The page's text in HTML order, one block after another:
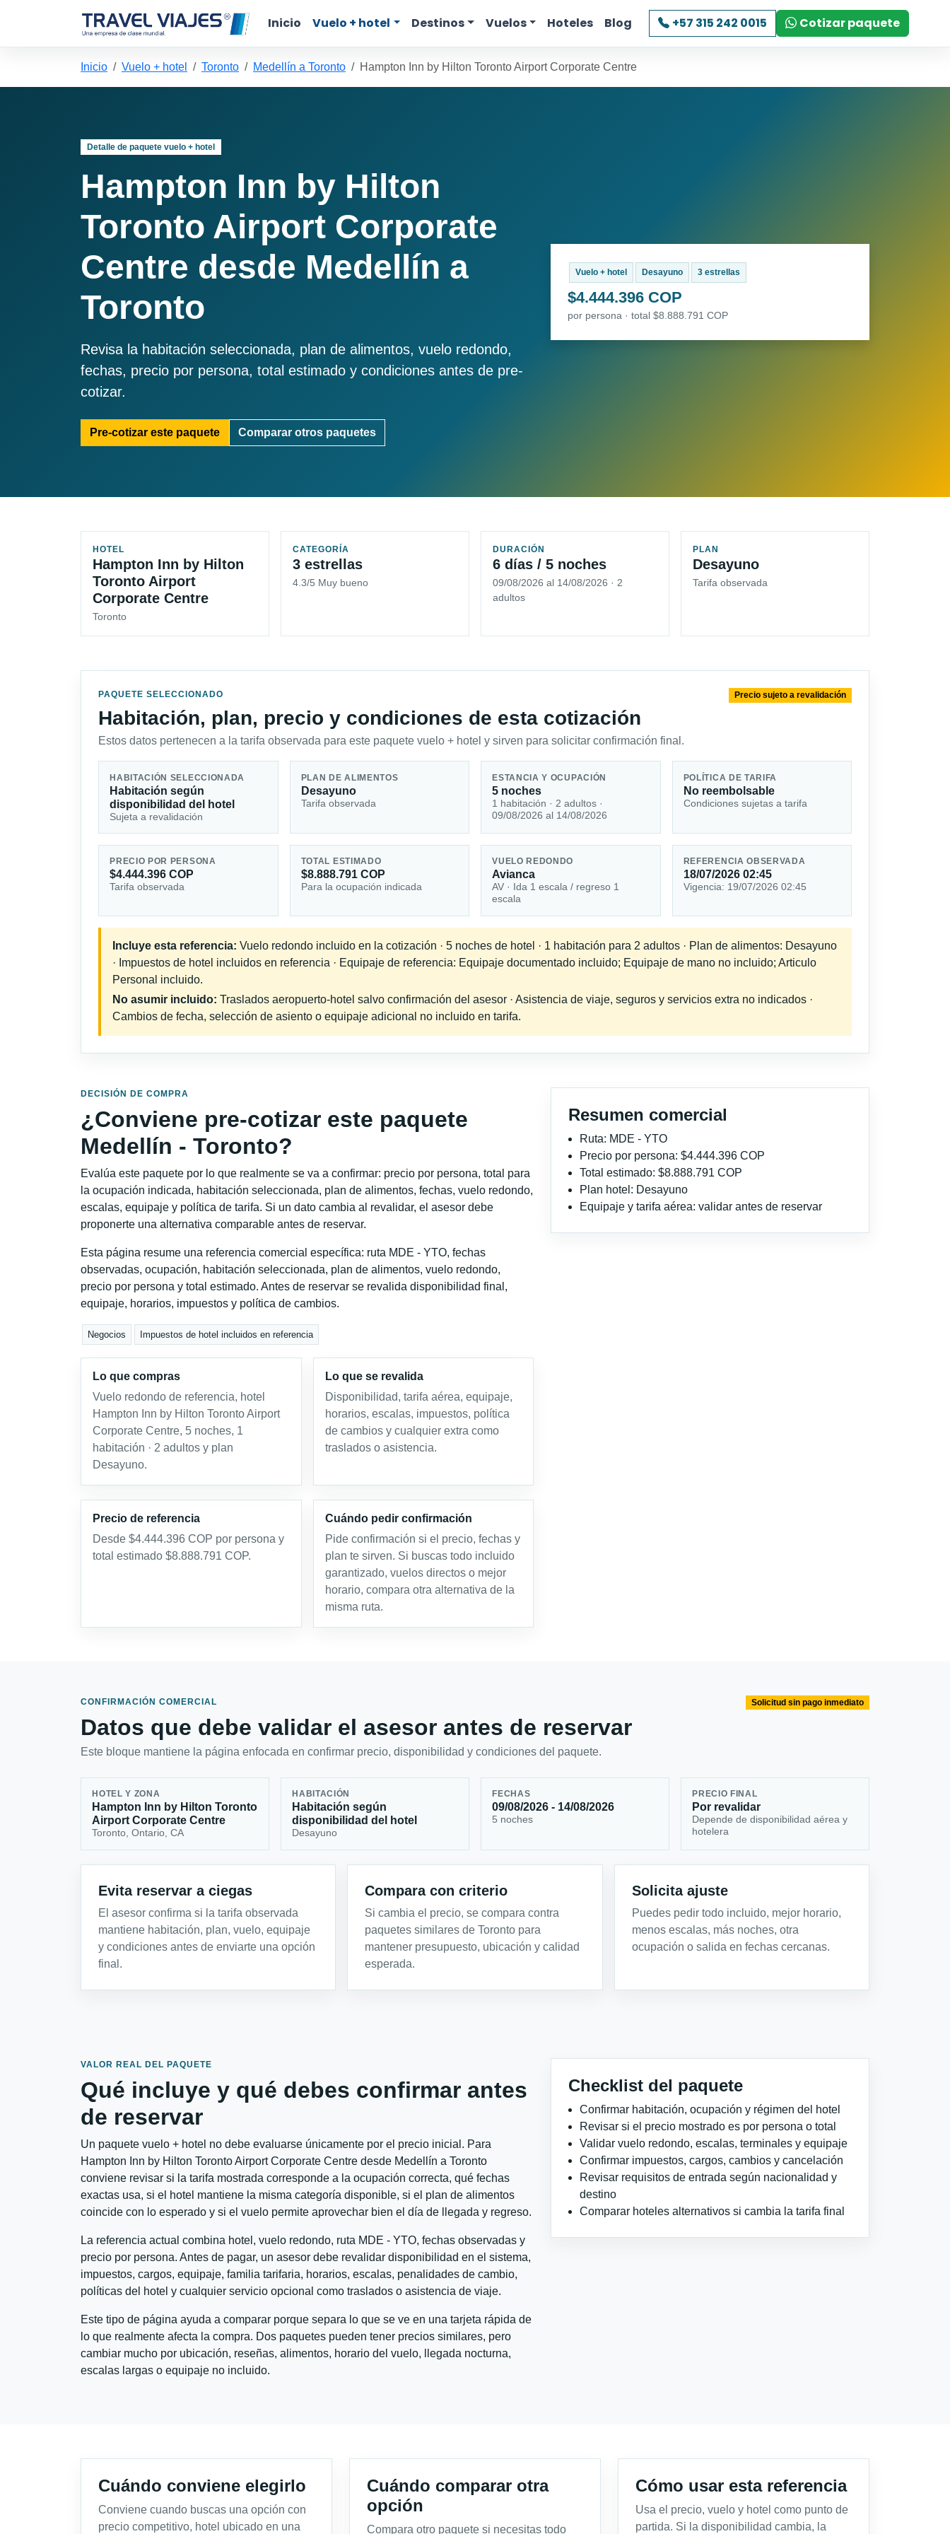
Inicio Vuelo + hotel Destinos Vuelos Hoteles Blog +57 315 242 0015 Cotizar paquete
Inicio Vuelo + hotel Toronto Medellín a Toronto Hampton Inn by Hilton Toronto Airport Corporate Centre
Detalle de paquete vuelo + hotel
Hampton Inn by Hilton
Toronto Airport Corporate
Centre desde Medellín a
Toronto
Revisa la habitación seleccionada, plan de alimentos, vuelo redondo,
fechas, precio por persona, total estimado y condiciones antes de pre-
cotizar.
Pre-cotizar este paquete Comparar otros paquetes
Vuelo + hotel Desayuno 3 estrellas
$4.444.396 COP
por persona · total $8.888.791 COP
HOTEL
Hampton Inn by Hilton
Toronto Airport
Corporate Centre
Toronto
CATEGORÍA
3 estrellas
4.3/5 Muy bueno
DURACIÓN
6 días / 5 noches
09/08/2026 al 14/08/2026 · 2
adultos
PLAN
Desayuno
Tarifa observada
PAQUETE SELECCIONADO
Habitación, plan, precio y condiciones de esta cotización
Estos datos pertenecen a la tarifa observada para este paquete vuelo + hotel y sirven para solicitar confirmación final.
Precio sujeto a revalidación
HABITACIÓN SELECCIONADA
Habitación según
disponibilidad del hotel
Sujeta a revalidación
PLAN DE ALIMENTOS
Desayuno
Tarifa observada
ESTANCIA Y OCUPACIÓN
5 noches
1 habitación · 2 adultos ·
09/08/2026 al 14/08/2026
POLÍTICA DE TARIFA
No reembolsable
Condiciones sujetas a tarifa
PRECIO POR PERSONA
$4.444.396 COP
Tarifa observada
TOTAL ESTIMADO
$8.888.791 COP
Para la ocupación indicada
VUELO REDONDO
Avianca
AV · Ida 1 escala / regreso 1
escala
REFERENCIA OBSERVADA
18/07/2026 02:45
Vigencia: 19/07/2026 02:45
Incluye esta referencia: Vuelo redondo incluido en la cotización · 5 noches de hotel · 1 habitación para 2 adultos · Plan de alimentos: Desayuno
· Impuestos de hotel incluidos en referencia · Equipaje de referencia: Equipaje documentado incluido; Equipaje de mano no incluido; Articulo
Personal incluido.
No asumir incluido: Traslados aeropuerto-hotel salvo confirmación del asesor · Asistencia de viaje, seguros y servicios extra no indicados ·
Cambios de fecha, selección de asiento o equipaje adicional no incluido en tarifa.
DECISIÓN DE COMPRA
¿Conviene pre-cotizar este paquete
Medellín - Toronto?
Evalúa este paquete por lo que realmente se va a confirmar: precio por persona, total para
la ocupación indicada, habitación seleccionada, plan de alimentos, fechas, vuelo redondo,
escalas, equipaje y política de tarifa. Si un dato cambia al revalidar, el asesor debe
proponerte una alternativa comparable antes de reservar.
Esta página resume una referencia comercial específica: ruta MDE - YTO, fechas
observadas, ocupación, habitación seleccionada, plan de alimentos, vuelo redondo,
precio por persona y total estimado. Antes de reservar se revalida disponibilidad final,
equipaje, horarios, impuestos y política de cambios.
Negocios Impuestos de hotel incluidos en referencia
Lo que compras
Vuelo redondo de referencia, hotel
Hampton Inn by Hilton Toronto Airport
Corporate Centre, 5 noches, 1
habitación · 2 adultos y plan
Desayuno.
Lo que se revalida
Disponibilidad, tarifa aérea, equipaje,
horarios, escalas, impuestos, política
de cambios y cualquier extra como
traslados o asistencia.
Precio de referencia
Desde $4.444.396 COP por persona y
total estimado $8.888.791 COP.
Cuándo pedir confirmación
Pide confirmación si el precio, fechas y
plan te sirven. Si buscas todo incluido
garantizado, vuelos directos o mejor
horario, compara otra alternativa de la
misma ruta.
Resumen comercial
Ruta: MDE - YTO
Precio por persona: $4.444.396 COP
Total estimado: $8.888.791 COP
Plan hotel: Desayuno
Equipaje y tarifa aérea: validar antes de reservar
CONFIRMACIÓN COMERCIAL
Datos que debe validar el asesor antes de reservar
Este bloque mantiene la página enfocada en confirmar precio, disponibilidad y condiciones del paquete.
Solicitud sin pago inmediato
HOTEL Y ZONA
Hampton Inn by Hilton Toronto
Airport Corporate Centre
Toronto, Ontario, CA
HABITACIÓN
Habitación según
disponibilidad del hotel
Desayuno
FECHAS
09/08/2026 - 14/08/2026
5 noches
PRECIO FINAL
Por revalidar
Depende de disponibilidad aérea y
hotelera
Evita reservar a ciegas
El asesor confirma si la tarifa observada
mantiene habitación, plan, vuelo, equipaje
y condiciones antes de enviarte una opción
final.
Compara con criterio
Si cambia el precio, se compara contra
paquetes similares de Toronto para
mantener presupuesto, ubicación y calidad
esperada.
Solicita ajuste
Puedes pedir todo incluido, mejor horario,
menos escalas, más noches, otra
ocupación o salida en fechas cercanas.
VALOR REAL DEL PAQUETE
Qué incluye y qué debes confirmar antes
de reservar
Un paquete vuelo + hotel no debe evaluarse únicamente por el precio inicial. Para
Hampton Inn by Hilton Toronto Airport Corporate Centre desde Medellín a Toronto
conviene revisar si la tarifa mostrada corresponde a la ocupación correcta, qué fechas
exactas usa, si el hotel mantiene la misma categoría disponible, si el plan de alimentos
coincide con lo esperado y si el vuelo permite aprovechar bien el día de llegada y regreso.
La referencia actual combina hotel, vuelo redondo, ruta MDE - YTO, fechas observadas y
precio por persona. Antes de pagar, un asesor debe revalidar disponibilidad en el sistema,
impuestos, cargos, equipaje, familia tarifaria, horarios, escalas, penalidades de cambio,
políticas del hotel y cualquier servicio opcional como traslados o asistencia de viaje.
Este tipo de página ayuda a comparar porque separa lo que se ve en una tarjeta rápida de
lo que realmente afecta la compra. Dos paquetes pueden tener precios similares, pero
cambiar mucho por ubicación, reseñas, alimentos, horario del vuelo, llegada nocturna,
escalas largas o equipaje no incluido.
Checklist del paquete
Confirmar habitación, ocupación y régimen del hotel
Revisar si el precio mostrado es por persona o total
Validar vuelo redondo, escalas, terminales y equipaje
Confirmar impuestos, cargos, cambios y cancelación
Revisar requisitos de entrada según nacionalidad y
destino
Comparar hoteles alternativos si cambia la tarifa final
Cuándo conviene elegirlo
Conviene cuando buscas una opción con
precio competitivo, hotel ubicado en una
Cuándo comparar otra
opción
Compara otro paquete si necesitas todo
Cómo usar esta referencia
Usa el precio, vuelo y hotel como punto de
partida. Si la disponibilidad cambia, la